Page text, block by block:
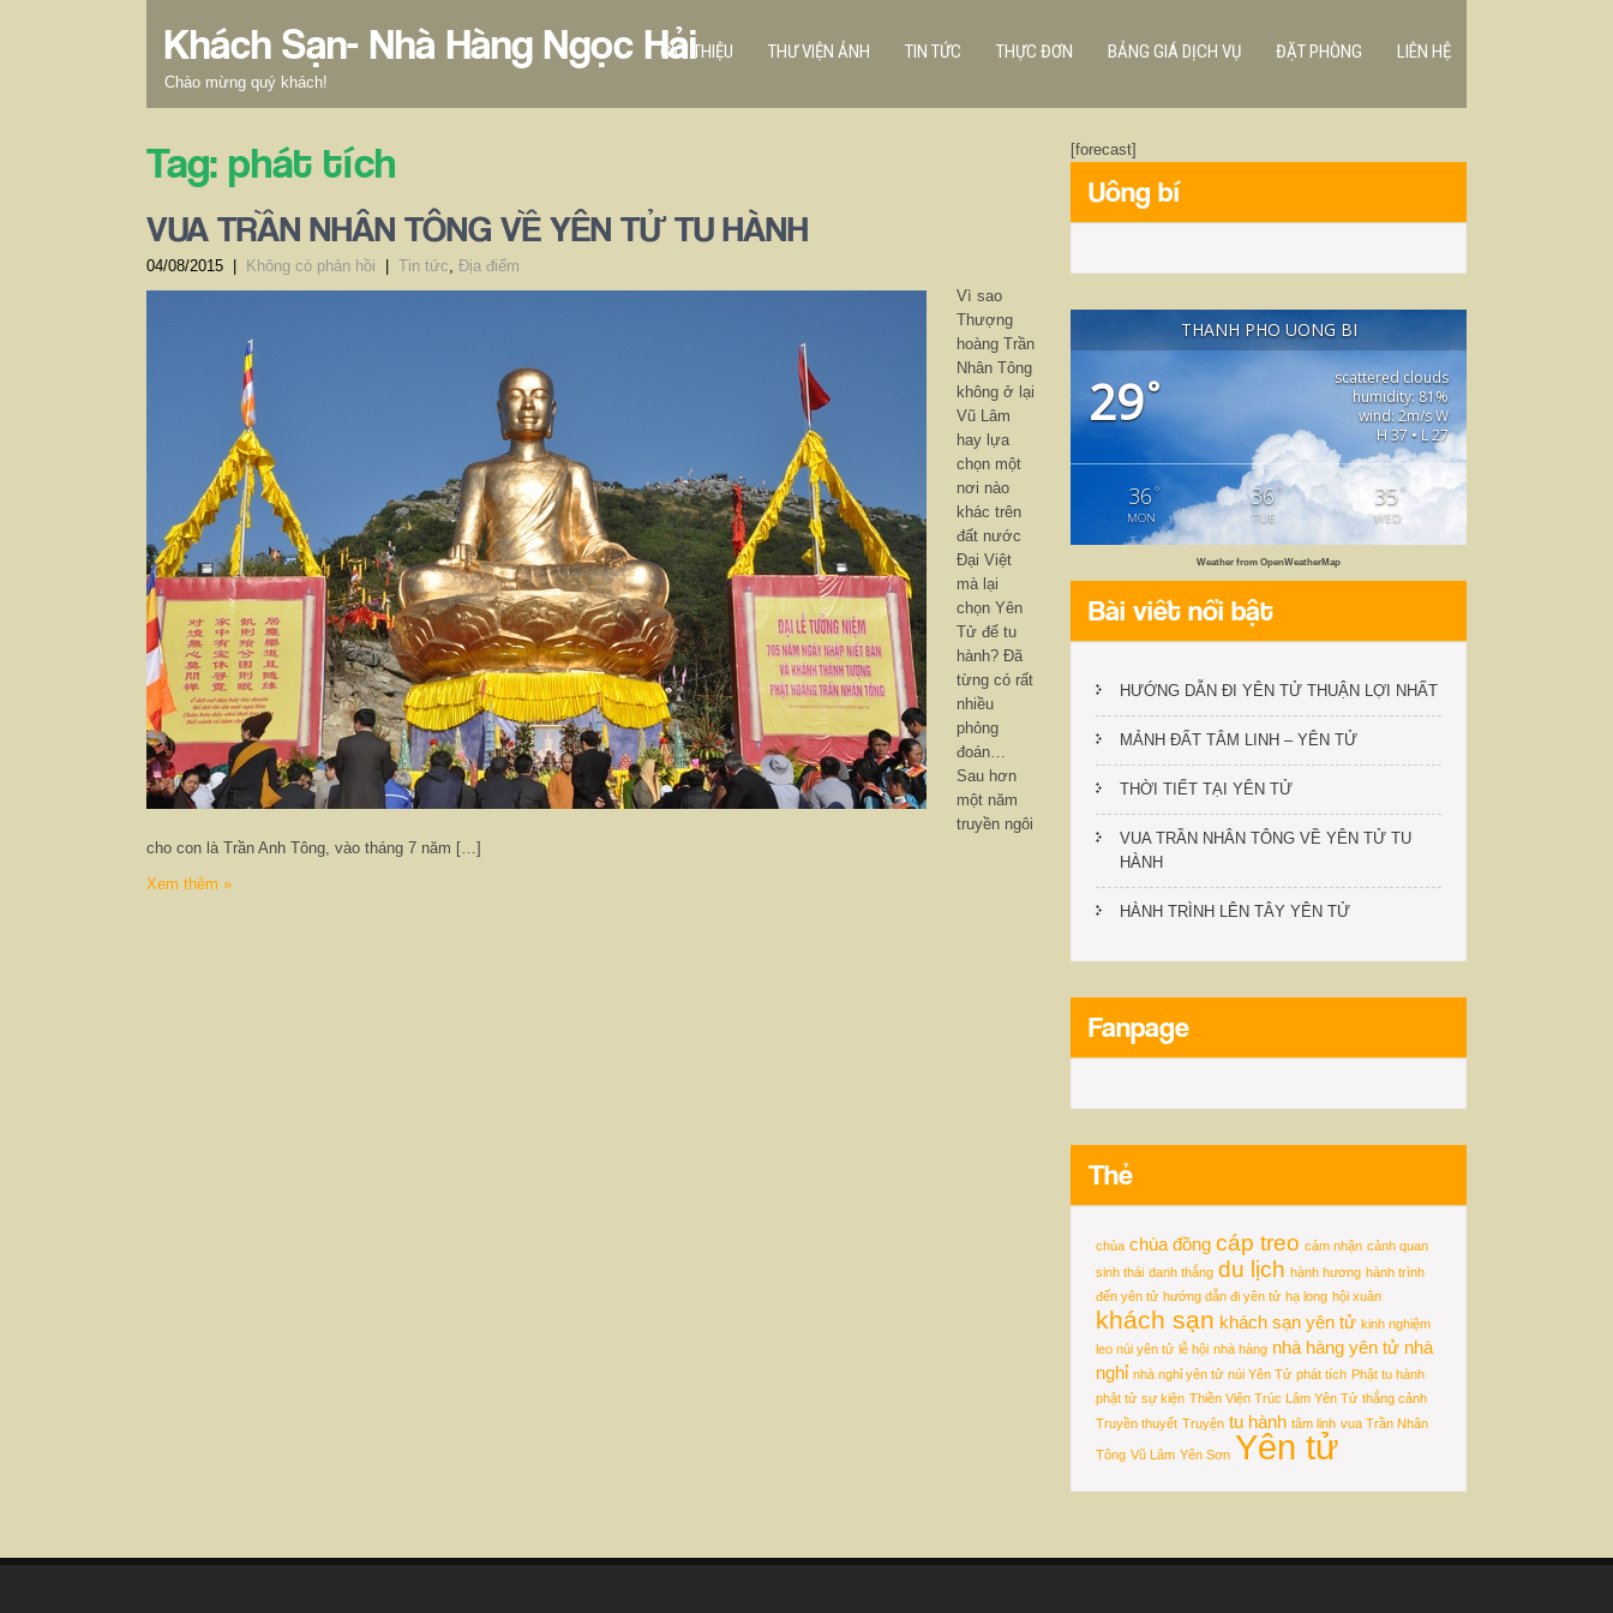
Khách Sạn- Nhà Hàng Ngọc Hải
Chào mừng quý khách!
GIỚI THIỆU THƯ VIỆN ẢNH TIN TỨC THỰC ĐƠN BẢNG GIÁ DỊCH VỤ ĐẶT PHÒNG LIÊN HỆ
Tag: phát tích
VUA TRẦN NHÂN TÔNG VỀ YÊN TỬ TU HÀNH
04/08/2015 Không có phản hồi Tin tức, Địa điểm
Vì sao
Thượng
hoàng Trần
Nhân Tông
không ở lại
Vũ Lâm
hay lựa
chọn một
nơi nào
khác trên
đất nước
Đại Việt
mà lại
chọn Yên
Tử để tu
hành? Đã
từng có rất
nhiều
phỏng
đoán…
Sau hơn
một năm
truyền ngôi
cho con là Trần Anh Tông, vào tháng 7 năm […]
Xem thêm »
[forecast]
Uông bí
THANH PHO UONG BI
29°
scattered clouds
humidity: 81%
wind: 2m/s W
H 37 • L 27
36°
MON
36°
TUE
35°
WED
Weather from OpenWeatherMap
Bài viết nổi bật
HƯỚNG DẪN ĐI YÊN TỬ THUẬN LỢI NHẤT
MẢNH ĐẤT TÂM LINH – YÊN TỬ
THỜI TIẾT TẠI YÊN TỬ
VUA TRẦN NHÂN TÔNG VỀ YÊN TỬ TU
HÀNH
HÀNH TRÌNH LÊN TÂY YÊN TỬ
Fanpage
Thẻ
chùa chùa đồng cáp treo cảm nhận cảnh quan
sinh thái danh thắng du lịch hành hương hành trình
đến yên tử hướng dẫn đi yên tử hạ long hội xuân
khách sạn khách sạn yên tử kinh nghiệm
leo núi yên tử lễ hội nhà hàng nhà hàng yên tử nhà
nghỉ nhà nghỉ yên tử núi Yên Tử phát tích Phật tu hành
phật tử sự kiện Thiền Viện Trúc Lâm Yên Tử thắng cảnh
Truyền thuyết Truyện tu hành tâm linh vua Trần Nhân
Tông Vũ Lâm Yên Sơn Yên tử